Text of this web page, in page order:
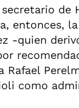
de
entonces,
-quien
Rafael
como